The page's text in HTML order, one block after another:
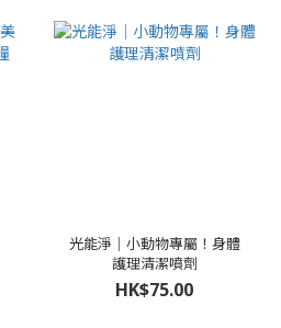
光能淨｜小動物專屬！身體
護理清潔噴劑
HK$75.00